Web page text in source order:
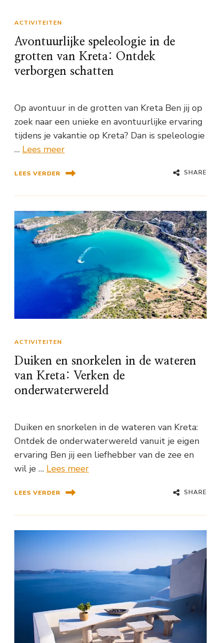
ACTIVITEITEN
Avontuurlijke speleologie in de
grotten van Kreta: Ontdek
verborgen schatten
Op avontuur in de grotten van Kreta Ben jij op
zoek naar een unieke en avontuurlijke ervaring
tijdens je vakantie op Kreta? Dan is speleologie
… Lees meer
LEES VERDER SHARE
ACTIVITEITEN
Duiken en snorkelen in de wateren
van Kreta: Verken de
onderwaterwereld
Duiken en snorkelen in de wateren van Kreta:
Ontdek de onderwaterwereld vanuit je eigen
ervaring Ben jij een liefhebber van de zee en
wil je … Lees meer
LEES VERDER SHARE